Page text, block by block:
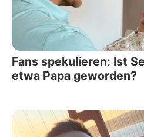
Fans spekulieren: Ist
etwa Papa geworden?